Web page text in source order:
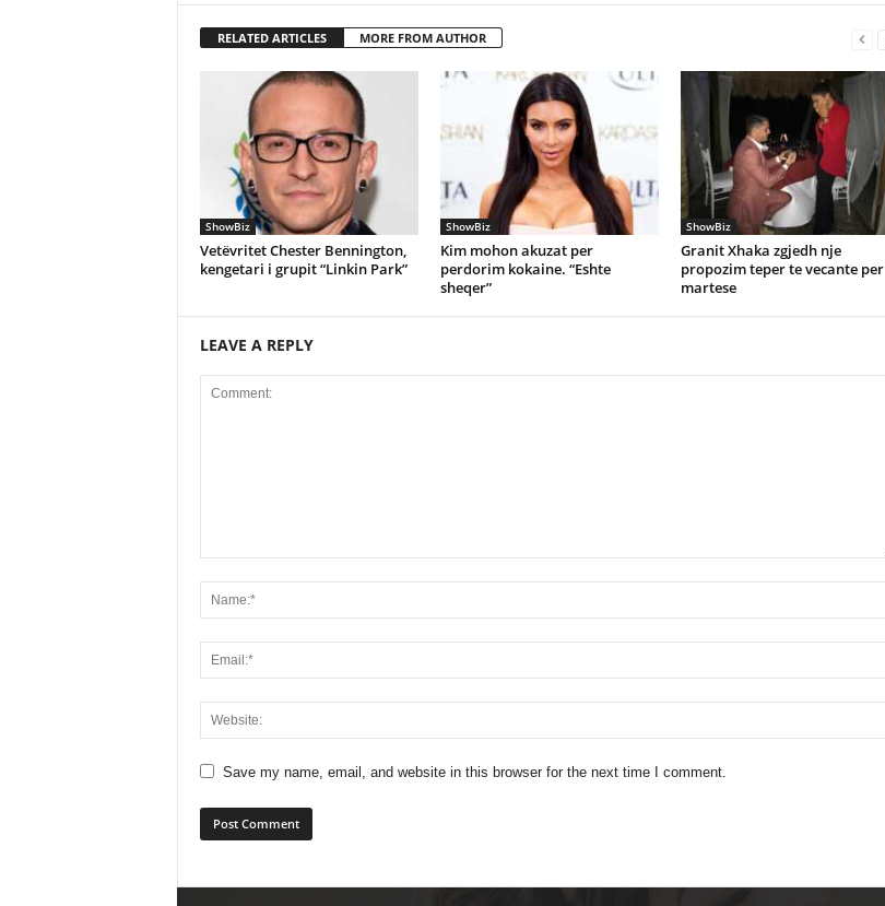
RELATED ARTICLES MORE FROM AUTHOR
ShowBiz
Vetëvritet Chester Bennington,
kengetari i grupit “Linkin Park”
ShowBiz
Kim mohon akuzat per
perdorim kokaine. “Eshte
sheqer”
ShowBiz
Granit Xhaka zgjedh nje
propozim teper te vecante per
martese
LEAVE A REPLY
Save my name, email, and website in this browser for the next time I comment.